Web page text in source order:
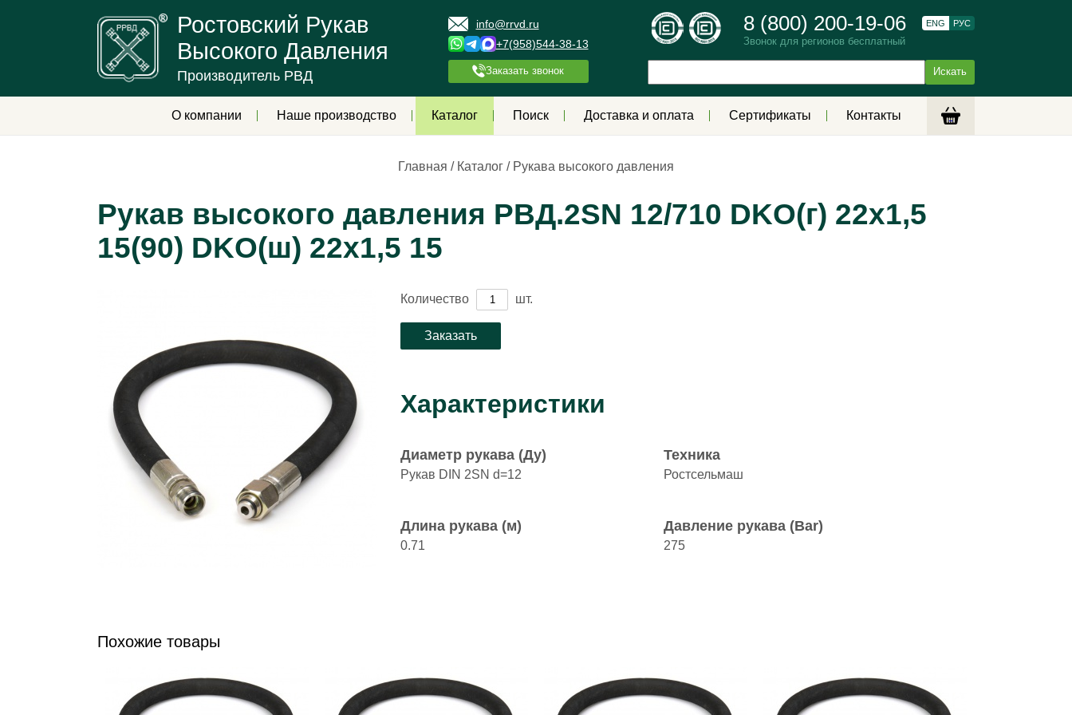
Ростовский Рукав
Высокого Давления
Производитель РВД
info@rrvd.ru
+7(958)544-38-13
Заказать звонок
8 (800) 200-19-06
Звонок для регионов бесплатный
ENG РУС
О компании Наше производство Каталог Поиск Доставка и оплата Сертификаты Контакты
Главная / Каталог / Рукава высокого давления
Рукав высокого давления РВД.2SN 12/710 DKO(г) 22х1,5
15(90) DKO(ш) 22х1,5 15
Количество шт.
Характеристики
Диаметр рукава (Ду)
Рукав DIN 2SN d=12
Техника
Ростсельмаш
Длина рукава (м)
0.71
Давление рукава (Bar)
275
Похожие товары